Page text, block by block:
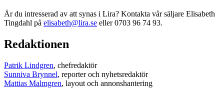
Är du intresserad av att synas i Lira? Kontakta vår säljare Elisabeth
Tingdahl på elisabeth@lira.se eller 0703 96 74 93.
Redaktionen
Patrik Lindgren, chefredaktör
Sunniva Brynnel, reporter och nyhetsredaktör
Mattias Malmgren, layout och annonshantering